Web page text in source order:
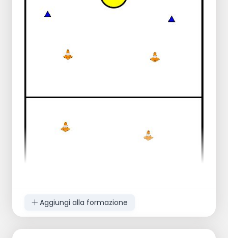
Eventualmente un secondo turno per
migliorare.
distanza.
Lancia la palla dall'altra parte e scatta
Aggiungi alla formazione